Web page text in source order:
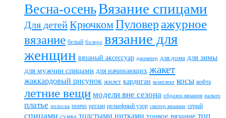
Весна-осеньВязание спицами
Для детейКрючкомПуловер ажурное
вязание белый болеро вязание для
женщин вязаный аксессуар джемпер для дома для зимы
для мужчин спицами для начинающих жакет
жаккардовый рисунок жилет кардиган комплект косы кофта
летние вещи модели вне сезона образец вязания пальто
платье полоска пончо реглан рельефный узор свитер вязание серый
спицами сумка толстыми нитками тонкое вязание топ